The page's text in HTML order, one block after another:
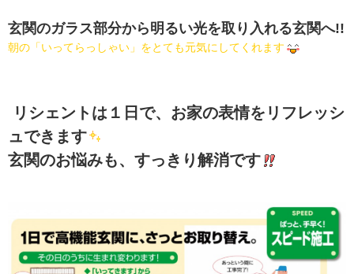
玄関のガラス部分から明るい光を取り入れる玄関へ!!
朝の「いってらっしゃい」をとても元気にしてくれます
リシェントは１日で、お家の表情をリフレッシ
ュできます
玄関のお悩みも、すっきり解消です